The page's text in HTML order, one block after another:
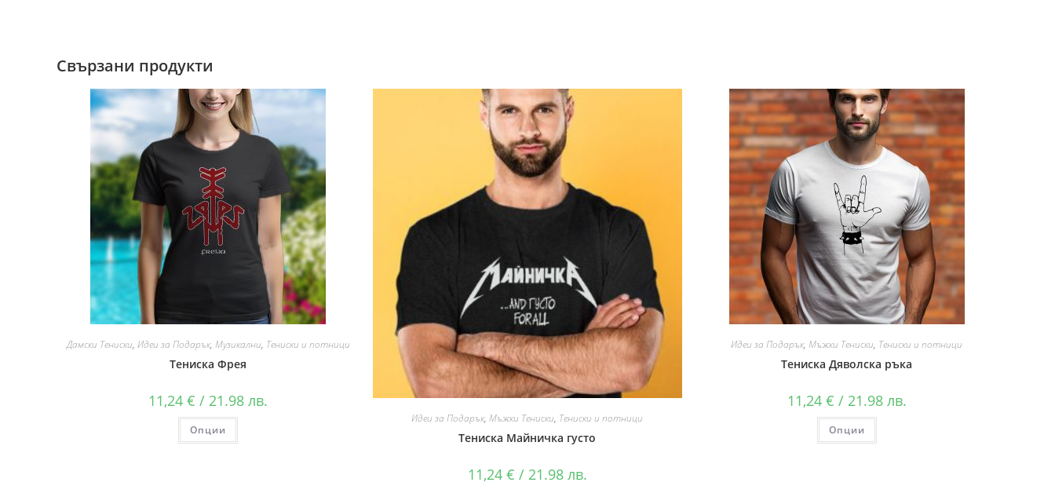
Свързани продукти
Дамски Тениски, Идеи за Подарък, Музикални, Тениски и потници
Тениска Фрея
11,24€ / 21.98 лв.
Опции
Идеи за Подарък,Мъжки Тениски, Тениски и потници
Тениска Майничка густо
11,24 € / 21.98 лв.
Идеи за Подарък,Мъжки Тениски, Тениски и потници
Тениска Дяволска ръка
11,24 € / 21.98 лв.
Опции